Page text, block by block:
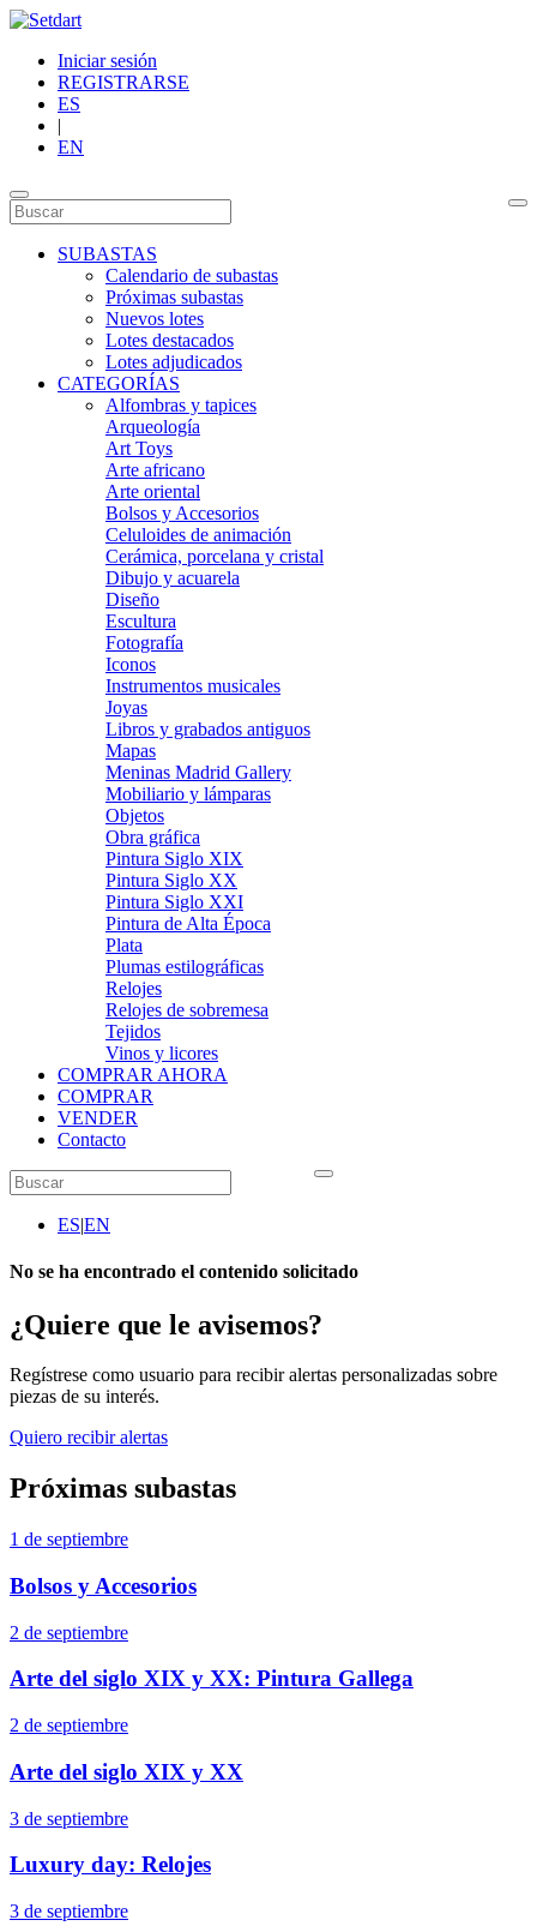
Iniciar sesión
REGISTRARSE
ES
|
EN
SUBASTAS
Calendario de subastas
Próximas subastas
Nuevos lotes
Lotes destacados
Lotes adjudicados
CATEGORÍAS
Alfombras y tapices
Arqueología
Art Toys
Arte africano
Arte oriental
Bolsos y Accesorios
Celuloides de animación
Cerámica, porcelana y cristal
Dibujo y acuarela
Diseño
Escultura
Fotografía
Iconos
Instrumentos musicales
Joyas
Libros y grabados antiguos
Mapas
Meninas Madrid Gallery
Mobiliario y lámparas
Objetos
Obra gráfica
Pintura Siglo XIX
Pintura Siglo XX
Pintura Siglo XXI
Pintura de Alta Época
Plata
Plumas estilográficas
Relojes
Relojes de sobremesa
Tejidos
Vinos y licores
COMPRAR AHORA
COMPRAR
VENDER
Contacto
ES|EN
No se ha encontrado el contenido solicitado
¿Quiere que le avisemos?
Regístrese como usuario para recibir alertas personalizadas sobre
piezas de su interés.
Quiero recibir alertas
Próximas subastas
1 de septiembre
Bolsos y Accesorios
2 de septiembre
Arte del siglo XIX y XX: Pintura Gallega
2 de septiembre
Arte del siglo XIX y XX
3 de septiembre
Luxury day: Relojes
3 de septiembre